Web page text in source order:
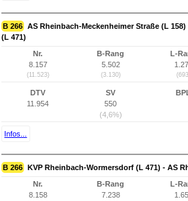
B 266 AS Rheinbach-Meckenheimer Straße (L
(L 471)
Nr.
8.157
(11.523)
B-Rang
5.502
(3.130)
L-
DTV
11.954
SV
550
(4,6%)
Infos...
B 266 KVP Rheinbach-Wormersdorf (L 471) - AS
Nr.
8.158
B-Rang
7.238
L-